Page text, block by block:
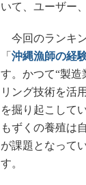
いて、ユーザー
今回のランキ
「 沖縄漁師の経
す。かつて“製
リング技術を活
を掘り起こして
もずくの養殖は
が課題となって
す。